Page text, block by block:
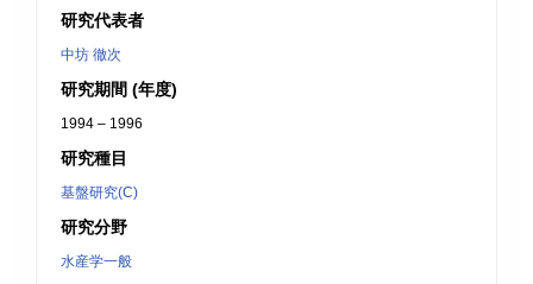
研究代表者
中坊 徹次
研究期間 (年度)
1994 – 1996
研究種目
基盤研究(C)
研究分野
水産学一般